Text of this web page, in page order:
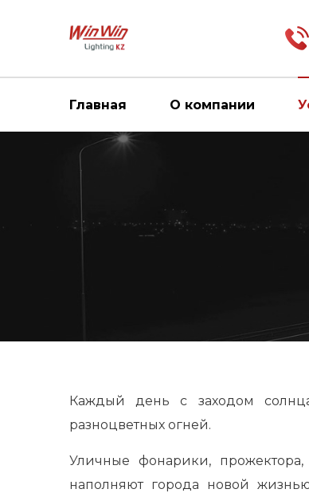
Главная О компании
Каждый день с заходом
разноцветных огней.
Уличные фонарики,
наполняют города новой